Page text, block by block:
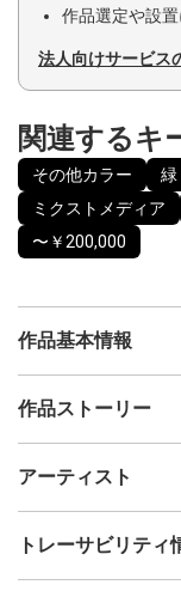
作品選定や設
法人向けサービス
関連するキ
その他カラー 緑
ミクストメディア
〜￥200,000
作品基本情報
出品者
制作年
作品ストーリー
（金・銀）を施した
◼︎額縁の色：金色又
アーティスト
藤谷壮仁
フ
トレーサビリティ